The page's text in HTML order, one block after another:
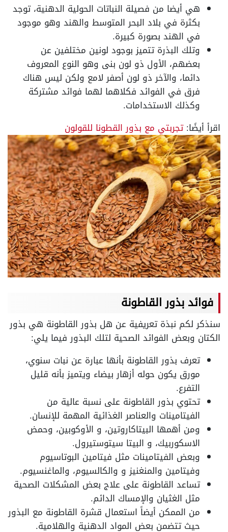
هي أيضا من فصيلة النباتات الحولية الدهنية، توجد
بكثرة في بلاد البحر المتوسط والهند وهو موجود
في الهند بصورة كبيرة.
وتلك البذرة تتميز بوجود لونين مختلفين عن
بعضهم، الأول ذو لون بنى وهو النوع المعروف
دائما، والآخر ذو لون أصفر لامع ولكن ليس هناك
فرق في الفوائد فكلاهما لهما فوائد مشتركة
وكذلك الاستخدامات.
اقرأ أيضًا:تجربتي مع بذور القطونا للقولون
فوائد بذور القاطونة
سنذكر لكم نبذة تعريفية عن هل بذور القاطونة هي بذور
الكتان وبعض الفوائد الصحية لتلك البذور فيما يلي:
تعرف بذور القاطونة بأنها عبارة عن نبات سنوي،
مورق يكون حوله أزهار بيضاء ويتميز بأنه قليل
التفرع.
تحتوي بذور القاطونة على نسبة عالية من
الفيتامينات والعناصر الغذائية المهمة للإنسان.
ومن أهمها البيتاكاروتين، و الأوكوبين، وحمض
الاسكوربيك، و البيتا سيتوستيرول.
وبعض الفيتامينات مثل فيتامين البوتاسيوم
وفيتامين والمنغنيز و والكالسيوم، والماغنسيوم.
تساعد القاطونة على علاج بعض المشكلات الصحية
مثل الغثيان والإمساك الدائم.
من الممكن أيضاً استعمال قشرة القاطونة مع البذور
حيث تتضمن بعض المواد الدهنية والهلامية.